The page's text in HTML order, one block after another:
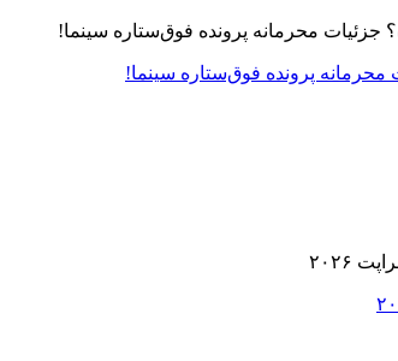
محرمانه پرونده فوق‌ستاره سینما!